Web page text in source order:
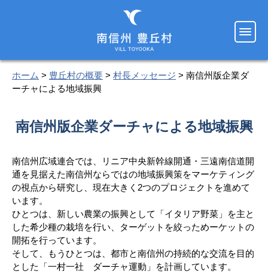
ホーム > 豊丘村の概要 > 村長メッセージ > 南信州版企業ダ
ーチャによる地域振興
南信州版企業ダーチャによる地域振興
南信州広域連合では、リニア中央新幹線開通・三遠南信道開
通を見据えた南信州ならではの地域振興策をマーケティング
の視点から研究し、現在大きく2つのプロジェクトを進めて
います。
ひとつは、新しい農業の振興として「イタリア野菜」を主と
した希少種の栽培を行い、ターゲットを絞っためーケットの
開拓を行っています。
そして、もうひとつは、都市と南信州の持続的な交流を目的
とした「一村一社 ダーチャ運動」を計画しています。